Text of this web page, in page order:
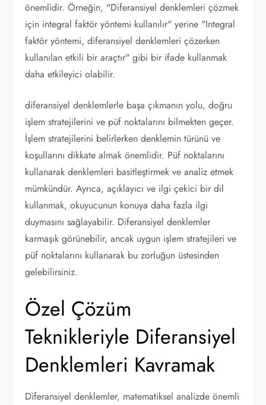
önemlidir. Örneğin, "Diferansiyel denklemleri çözmek
için integral faktör yöntemi kullanılır" yerine "Integral
faktör yöntemi, diferansiyel denklemleri çözerken
kullanılan etkili bir araçtır" gibi bir ifade kullanmak
daha etkileyici olabilir.
diferansiyel denklemlerle başa çıkmanın yolu, doğru
işlem stratejilerini ve püf noktalarını bilmekten geçer.
İşlem stratejilerini belirlerken denklemin türünü ve
koşullarını dikkate almak önemlidir. Püf noktalarını
kullanarak denklemleri basitleştirmek ve analiz etmek
mümkündür. Ayrıca, açıklayıcı ve ilgi çekici bir dil
kullanmak, okuyucunun konuya daha fazla ilgi
duymasını sağlayabilir. Diferansiyel denklemler
karmaşık görünebilir, ancak uygun işlem stratejileri ve
püf noktalarını kullanarak bu zorluğun üstesinden
gelebilirsiniz.
Özel Çözüm
Teknikleriyle Diferansiyel
Denklemleri Kavramak
Diferansiyel denklemler, matematiksel analizde önemli